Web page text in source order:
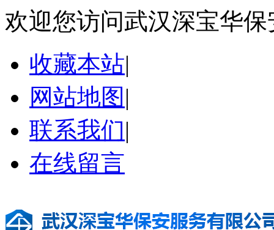
欢迎您访问武汉深宝华
收藏本站|
网站地图 |
联系我们|
在线留言